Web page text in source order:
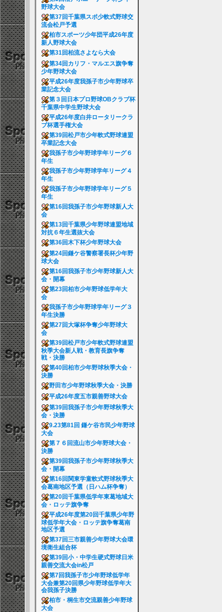
野球大会
第37回千葉県スポ少軟式野球交
流会松戸予選
柏市スポーツ少年団平成26年度
新人野球大会
第31回柏流さよなら大会
第34回カリフ・マルエス旗争奪
少年野球大会
平成26年度我孫子市少年野球卒
業記念大会
第３回日本プロ野球OBクラブ杯
千葉県中学生野球大会
平成26年度白井ロータリークラ
ブ杯選手権大会
第39回松戸市少年軟式野球連盟
卒業記念大会
我孫子市少年野球学年リーグ６
年生
我孫子市少年野球学年リーグ４
年生
我孫子市少年野球学年リーグ５
年生
第16回我孫子市少年野球新人大
会
第13回千葉県少年野球連盟地域
対抗６年生選抜大会
第36回木下杯少年野球大会
第24回鎌ケ谷警察署長杯少年野
球大会
第16回我孫子市少年野球新人大
会・開幕
第23回柏市少年野球低学年大
会
我孫子市少年野球学年リーグ３
年生決勝
第27回大塚杯争奪少年野球大
会
第39回松戸市少年軟式野球連盟
秋季大会新人戦・教育長旗争奪
戦・決勝
第40回柏市少年野球秋季大会・
決勝
野田市少年野球秋季大会・決勝
平成26年度五市親善野球大会
第39回我孫子市少年野球秋季大
会・決勝
9.23第81回 鎌ケ谷市民少年野球
大会
第７６回流山市少年野球大会・
決勝
第39回我孫子市少年野球秋季大
会・開幕
第16回関東学童軟式野球秋季大
会葛南地区予選（日ハム杯争奪）
第20回千葉県低学年東葛地域大
会・ロッテ旗争奪
平成26年度第20回千葉県少年野
球低学年大会・ロッテ旗争奪葛南
地区予選
第37回三市親善少年野球大会環
境衛生組合杯
第39回小・中学生硬式野球日米
親善交流大会in松戸
第7回我孫子市少年野球低学年
大会兼第20回県少年野球低学年大
会我孫子決勝
柏市・桐生市交流親善少年野球
大会